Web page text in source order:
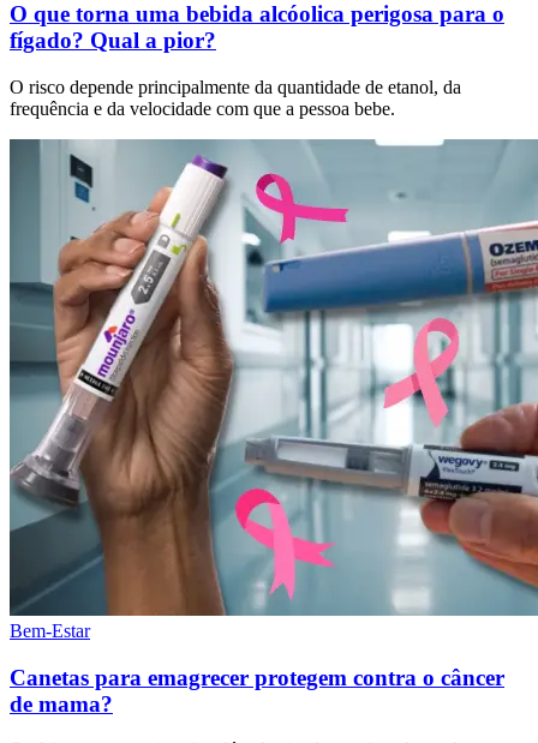
O que torna uma bebida alcóolica perigosa para o
fígado? Qual a pior?
O risco depende principalmente da quantidade de etanol, da
frequência e da velocidade com que a pessoa bebe.
Bem-Estar
Canetas para emagrecer protegem contra o câncer
de mama?